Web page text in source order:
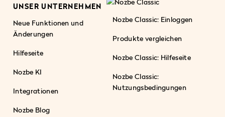
UNSER UNTERNEHMEN
Neue Funktionen und
Änderungen
Hilfeseite
Nozbe KI
Integrationen
Nozbe Blog
Nozbe Classic: Einloggen
Produkte vergleichen
Nozbe Classic: Hilfeseite
Nozbe Classic:
Nutzungsbedingungen